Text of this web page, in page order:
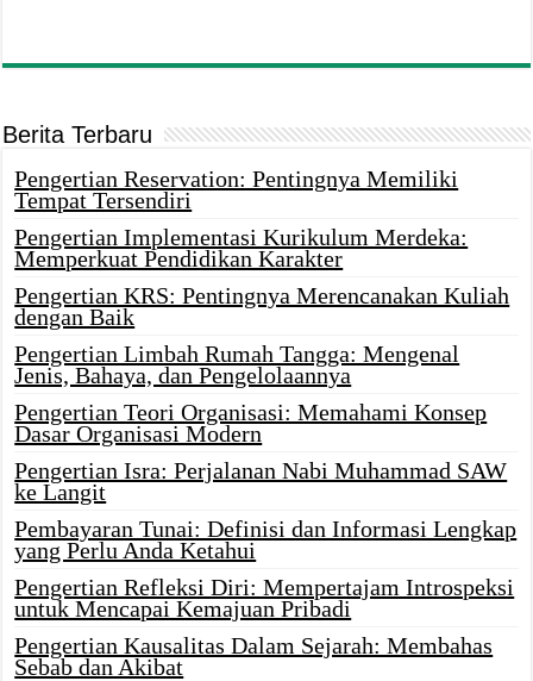
Berita Terbaru
Pengertian Reservation: Pentingnya Memiliki
Tempat Tersendiri
Pengertian Implementasi Kurikulum Merdeka:
Memperkuat Pendidikan Karakter
Pengertian KRS: Pentingnya Merencanakan Kuliah
dengan Baik
Pengertian Limbah Rumah Tangga: Mengenal
Jenis, Bahaya, dan Pengelolaannya
Pengertian Teori Organisasi: Memahami Konsep
Dasar Organisasi Modern
Pengertian Isra: Perjalanan Nabi Muhammad SAW
ke Langit
Pembayaran Tunai: Definisi dan Informasi Lengkap
yang Perlu Anda Ketahui
Pengertian Refleksi Diri: Mempertajam Introspeksi
untuk Mencapai Kemajuan Pribadi
Pengertian Kausalitas Dalam Sejarah: Membahas
Sebab dan Akibat